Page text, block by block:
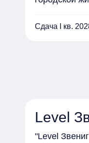
Сдача I кв.
Level
"Level